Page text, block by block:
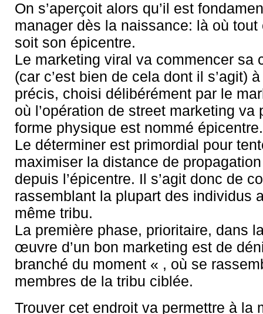
On s’aperçoit alors qu’il est
manager dès la naissance: là où tout
soit son épicentre.
Le marketing viral va commencer sa
(car c’est bien de cela dont il s’agit)
précis, choisi délibérément par le
où l’opération de street marketing va
forme physique est nommé épicentre.
Le déterminer est primordial pour
maximiser la distance de
depuis l’épicentre. Il s’agit donc de
rassemblant la plupart des individus
même tribu.
La première phase, prioritaire, dans
œuvre d’un bon marketing est de
branché du moment « , où se
membres de la tribu ciblée.
Trouver cet endroit va permettre à la